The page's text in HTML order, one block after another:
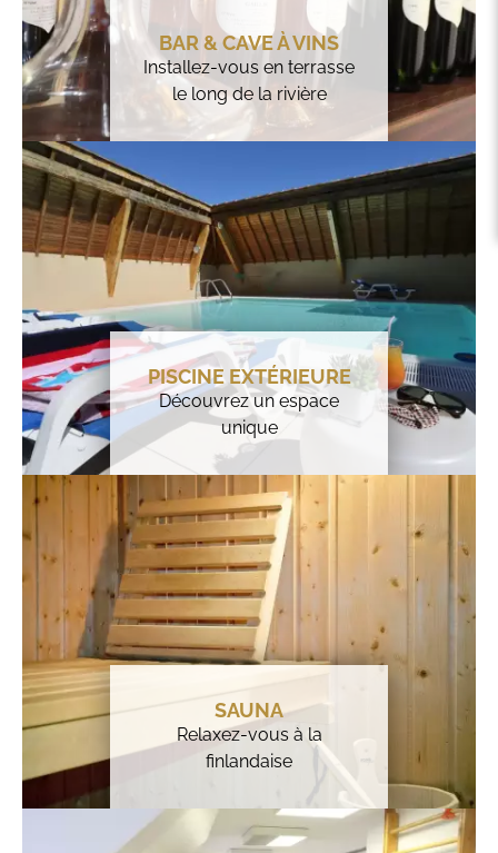
BAR & CAVE À VINS
Installez-vous en terrasse
le long de la rivière
PISCINE EXTÉRIEURE
Découvrez un espace
unique
SAUNA
Relaxez-vous à la
finlandaise